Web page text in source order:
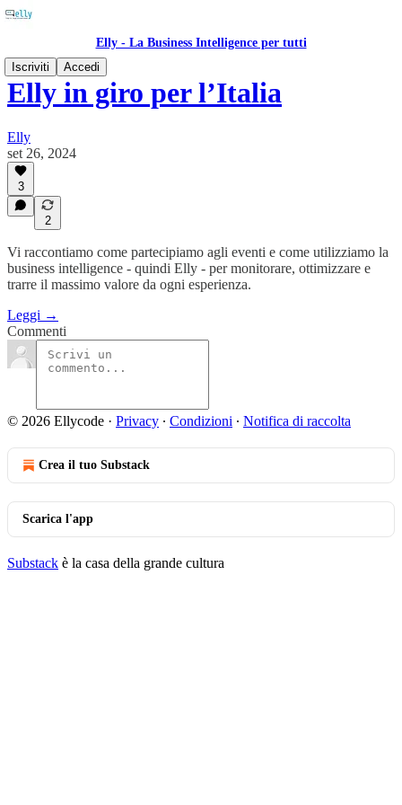
Elly - La Business Intelligence per tutti
Iscriviti
Accedi
Elly in giro per l’Italia
Elly
set 26, 2024
3
2
Vi raccontiamo come partecipiamo agli eventi e come utilizziamo la
business intelligence - quindi Elly - per monitorare, ottimizzare e
trarre il massimo valore da ogni esperienza.
Leggi →
Commenti
© 2026 Ellycode · Privacy ∙ Condizioni ∙ Notifica di raccolta
Crea il tuo Substack
Scarica l'app
Substack è la casa della grande cultura